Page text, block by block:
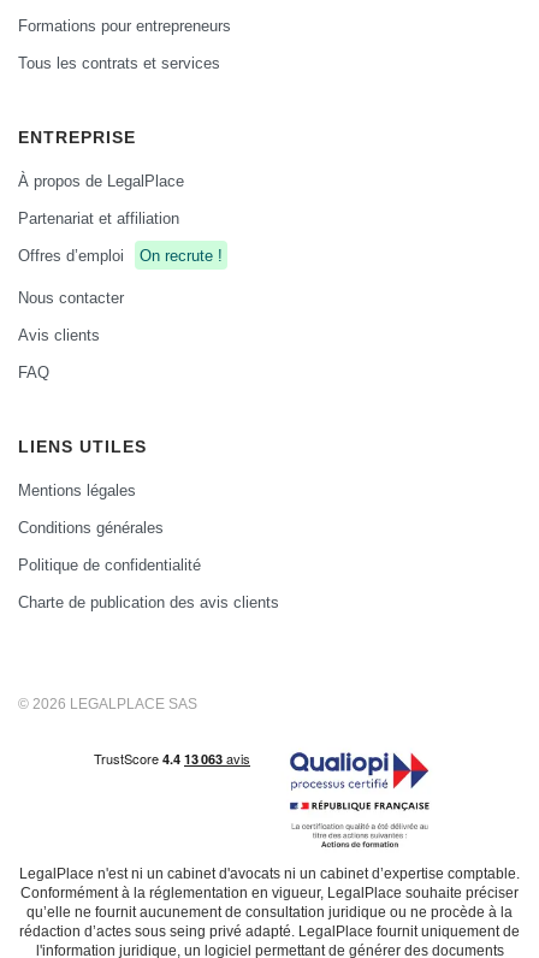
Formations pour entrepreneurs
Tous les contrats et services
ENTREPRISE
À propos de LegalPlace
Partenariat et affiliation
Offres d’emploi
On recrute !
Nous contacter
Avis clients
FAQ
LIENS UTILES
Mentions légales
Conditions générales
Politique de confidentialité
Charte de publication des avis clients
© 2026 LEGALPLACE SAS
LegalPlace n'est ni un cabinet d'avocats ni un cabinet d’expertise comptable.
Conformément à la réglementation en vigueur, LegalPlace souhaite préciser
qu’elle ne fournit aucunement de consultation juridique ou ne procède à la
rédaction d’actes sous seing privé adapté. LegalPlace fournit uniquement de
l'information juridique, un logiciel permettant de générer des documents